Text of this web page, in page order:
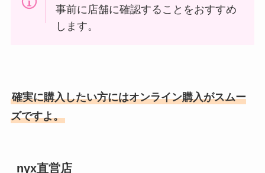
事前に店舗に確認することをおすすめ
します。
確実に購入したい方にはオンライン購入がスムー
ズですよ。
nyx直営店